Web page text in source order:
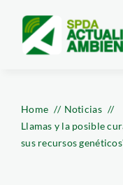
content
Home
Noticias
Llamas y la posible
sus recursos